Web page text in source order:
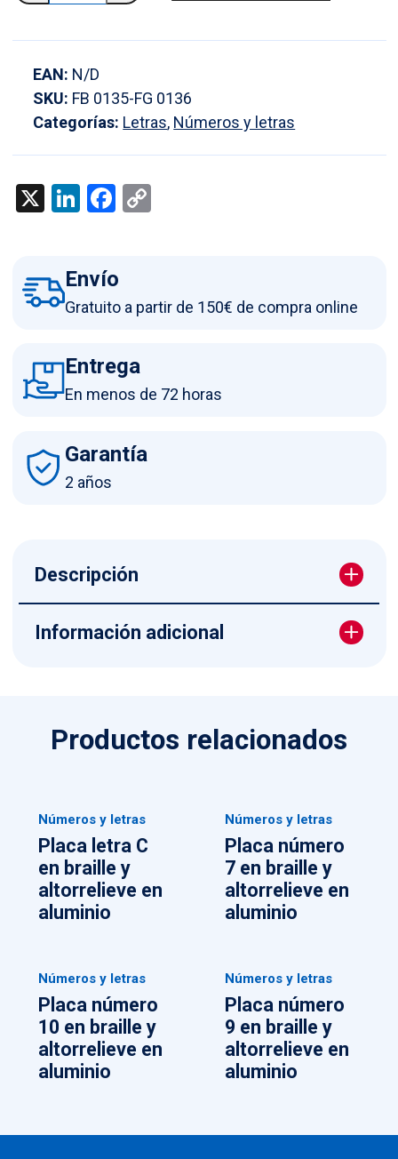
letra
braille
altorrelieve
en
cantidad
EAN: N/D
SKU: FB 0135-FG 0136
Categorías: Letras, Números y letras
X LinkedIn
Facebook
Copy
Envío
Gratuito a partir de 150€ de compra online
Entrega
En menos de 72 horas
Garantía
2 años
Descripción
Información adicional
Productos relacionados
Números y letras
Placa letra C
en braille y
altorrelieve en
aluminio
Números y letras
Placa número
7 en braille y
altorrelieve en
aluminio
Números y letras
Placa número
10 en braille y
altorrelieve en
aluminio
Números y letras
Placa número
9 en braille y
altorrelieve en
aluminio